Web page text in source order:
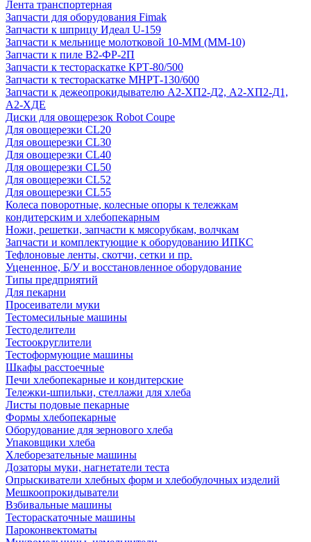
Лента транспортерная
Запчасти для оборудования Fimak
Запчасти к шприцу Идеал U-159
Запчасти к мельнице молотковой 10-ММ (ММ-10)
Запчасти к пиле В2-ФР-2П
Запчасти к тестораскатке КРТ-80/500
Запчасти к тестораскатке МНРТ-130/600
Запчасти к деже­опрокидывателю А2-ХП2-Д2, А2-ХП2-Д1,
А2-ХДЕ
Диски для овощерезок Robot Coupe
Для овощерезки CL20
Для овощерезки CL30
Для овощерезки CL40
Для овощерезки CL50
Для овощерезки CL52
Для овощерезки CL55
Колеса поворотные, колесные опоры к тележкам
кондитерским и хлебопекарным
Ножи, решетки, запчасти к мясорубкам, волчкам
Запчасти и комплектующие к оборудованию ИПКС
Тефлоновые ленты, скотчи, сетки и пр.
Уцененное, Б/У и восстановленное оборудование
Типы предприятий
Для пекарни
Просеиватели муки
Тестомесильные машины
Тестоделители
Тестоокруглители
Тестоформующие машины
Шкафы расстоечные
Печи хлебопекарные и кондитерские
Тележки-шпильки, стеллажи для хлеба
Листы подовые пекарные
Формы хлебопекарные
Оборудование для зернового хлеба
Упаковщики хлеба
Хлеборезательные машины
Дозаторы муки, нагнетатели теста
Опрыскиватели хлебных форм и хлебобулочных изделий
Мешкоопрокидыватели
Взбивальные машины
Тестораскаточные машины
Пароконвектоматы